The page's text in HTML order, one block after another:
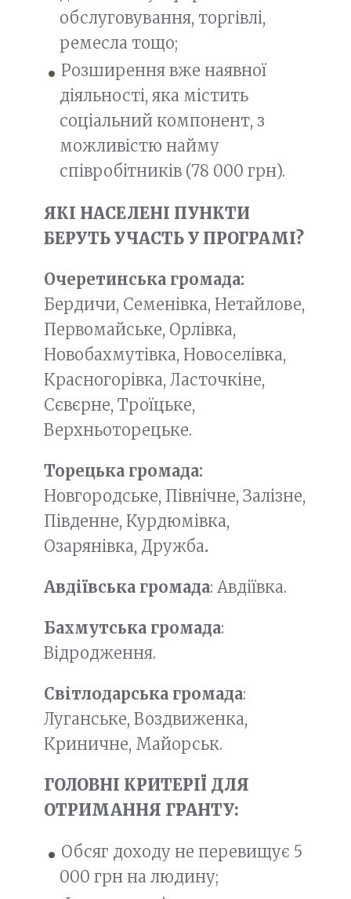
обслуговування, торгівлі,
ремесла тощо;
Розширення вже наявної
діяльності, яка містить
соціальний компонент, з
можливістю найму
співробітників (78 000 грн).
ЯКІ НАСЕЛЕНІ ПУНКТИ
БЕРУТЬ УЧАСТЬ У ПРОГРАМІ?
Очеретинська громада:
Бердичи, Семенівка, Нетайлове,
Первомайське, Орлівка,
Новобахмутівка, Новоселівка,
Красногорівка, Ласточкіне,
Сєвєрне, Троїцьке,
Верхньоторецьке.
Торецька громада:
Новгородське, Північне, Залізне,
Південне, Курдюмівка,
Озарянівка, Дружба.
Авдіївська громада: Авдіївка.
Бахмутська громада:
Відродження.
Світлодарська громада:
Луганське, Воздвиженка,
Криничне, Майорськ.
ГОЛОВНІ КРИТЕРІЇ ДЛЯ
ОТРИМАННЯ ГРАНТУ:
Обсяг доходу не перевищує 5
000 грн на людину;